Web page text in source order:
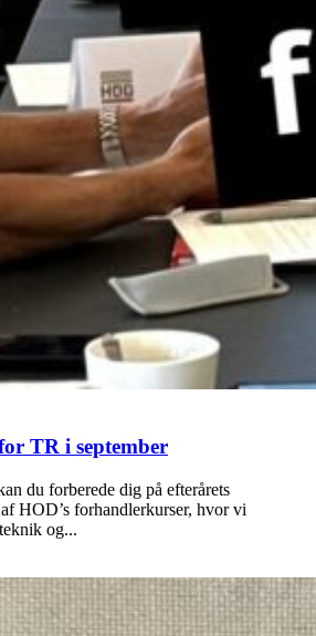
TR i september
du forberede dig på efterårets
HOD’s forhandlerkurser, hvor vi
og...